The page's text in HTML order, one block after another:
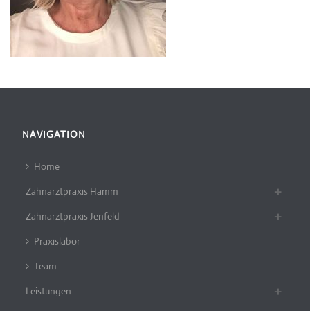
NAVIGATION
Home
Zahnarztpraxis Hamm
Zahnarztpraxis Jenfeld
Praxislabor
Team
Leistungen